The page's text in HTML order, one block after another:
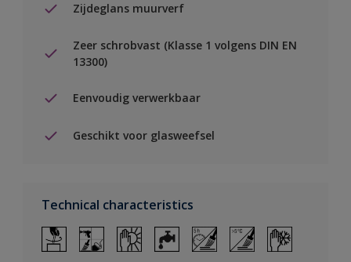
Zijdeglans muurverf
Zeer schrobvast (Klasse 1 volgens DIN EN
13300)
Eenvoudig verwerkbaar
Geschikt voor glasweefsel
Technical characteristics